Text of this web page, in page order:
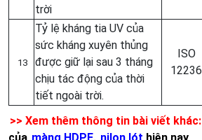
trời
13
Tỷ lệ kháng tia UV của
sức kháng xuyên thủng
được giữ lại sau 3 tháng
chịu tác động của thời
tiết ngoài trời.
ISO
12236
>> Xem thêm thông tin bài viết khác:
của màng HDPE, nilon lót hiện nay